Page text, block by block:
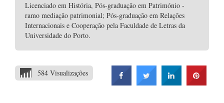
Licenciado em História, Pós-graduação em Património -
ramo mediação patrimonial; Pós-graduação em Relações
Internacionais e Cooperação pela Faculdade de Letras da
Universidade do Porto.
584 Visualizações